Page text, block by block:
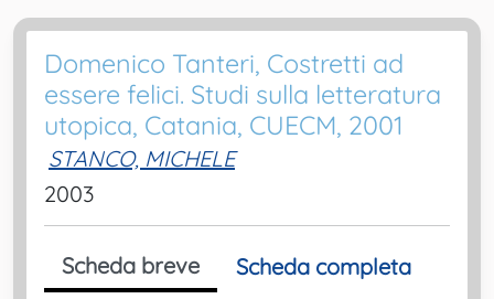
Domenico Tanteri, Costretti ad
essere felici. Studi sulla letteratura
utopica, Catania, CUECM, 2001
STANCO, MICHELE
2003
Scheda breve
Scheda completa